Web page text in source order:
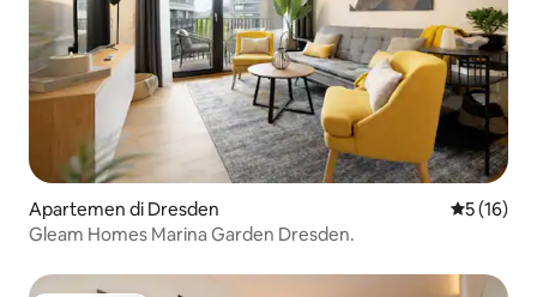
Apartemen di Dresden Nilai rata-
5 (16)
Gleam Homes Marina Garden Dresden.